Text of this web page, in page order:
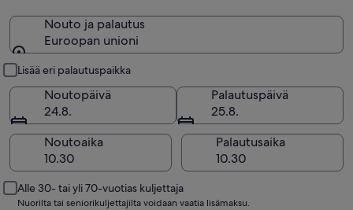
Nouto ja palautus
Euroopan unioni
Lisää eri palautuspaikka
Noutopäivä
24.8.
Palautuspäivä
25.8.
Noutoaika
Palautusaika
Alle 30- tai yli 70-vuotias kuljettaja
Nuorilta tai seniorikuljettajilta voidaan vaatia lisämaksu.